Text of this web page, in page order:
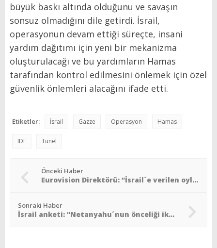
büyük baskı altında olduğunu ve savaşın
sonsuz olmadığını dile getirdi. İsrail,
operasyonun devam ettiği süreçte, insani
yardım dağıtımı için yeni bir mekanizma
oluşturulacağı ve bu yardımların Hamas
tarafından kontrol edilmesini önlemek için özel
güvenlik önlemleri alacağını ifade etti.
Etiketler: İsrail Gazze Operasyon Hamas
IDF Tünel
Önceki Haber
Eurovision Direktörü: “İsrail´e verilen oylarda usulsüzlük yok”
Sonraki Haber
İsrail anketi: “Netanyahu´nun önceliği iktidarda kalmak”